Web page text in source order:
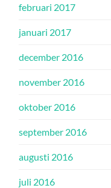
februari 2017
januari 2017
december 2016
november 2016
oktober 2016
september 2016
augusti 2016
juli 2016